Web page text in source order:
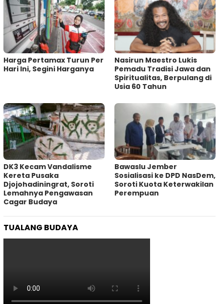
Harga Pertamax Turun Per
Hari Ini, Segini Harganya
‎Nasirun Maestro Lukis
Pemadu Tradisi Jawa dan
Spiritualitas, Berpulang di
Usia 60 Tahun
DK3 Kecam Vandalisme
Kereta Pusaka
Djojohadiningrat, Soroti
Lemahnya Pengawasan
Cagar Budaya
Bawaslu Jember
Sosialisasi ke DPD NasDem,
Soroti Kuota Keterwakilan
Perempuan
TUALANG BUDAYA